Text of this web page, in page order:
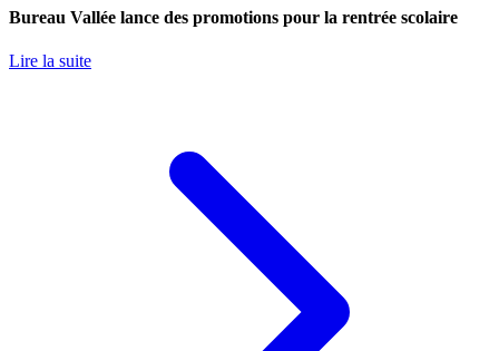
Bureau Vallée lance des promotions pour la rentrée scolaire
Lire la suite